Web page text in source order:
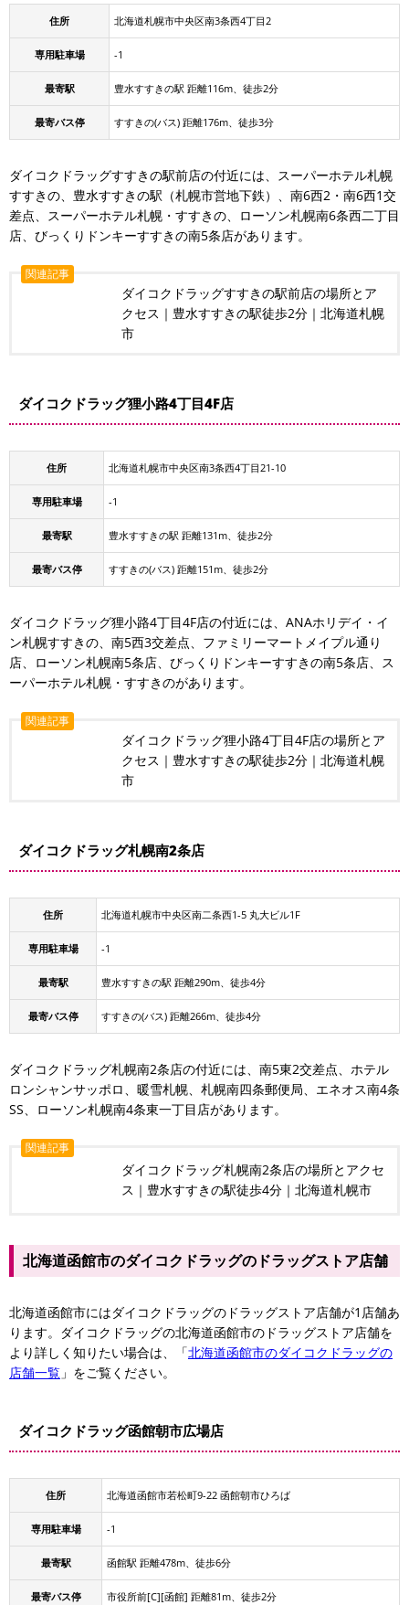
住所 北海道札幌市中央区南3条西4丁目2
専用駐車場 -1
最寄駅 豊水すすきの駅 距離116m、徒歩2分
最寄バス停 すすきの(バス) 距離176m、徒歩3分
ダイコクドラッグすすきの駅前店の付近には、スーパーホテル札幌
すすきの、豊水すすきの駅（札幌市営地下鉄）、南6西2・南6西1交
差点、スーパーホテル札幌・すすきの、ローソン札幌南6条西二丁目
店、びっくりドンキーすすきの南5条店があります。
関連記事
ダイコクドラッグすすきの駅前店の場所とア
クセス｜豊水すすきの駅徒歩2分｜北海道札幌
市
ダイコクドラッグ狸小路4丁目4F店
住所 北海道札幌市中央区南3条西4丁目21-10
専用駐車場 -1
最寄駅 豊水すすきの駅 距離131m、徒歩2分
最寄バス停 すすきの(バス) 距離151m、徒歩2分
ダイコクドラッグ狸小路4丁目4F店の付近には、ANAホリデイ・イ
ン札幌すすきの、南5西3交差点、ファミリーマートメイプル通り
店、ローソン札幌南5条店、びっくりドンキーすすきの南5条店、ス
ーパーホテル札幌・すすきのがあります。
関連記事
ダイコクドラッグ狸小路4丁目4F店の場所とア
クセス｜豊水すすきの駅徒歩2分｜北海道札幌
市
ダイコクドラッグ札幌南2条店
住所 北海道札幌市中央区南二条西1-5 丸大ビル1F
専用駐車場 -1
最寄駅 豊水すすきの駅 距離290m、徒歩4分
最寄バス停 すすきの(バス) 距離266m、徒歩4分
ダイコクドラッグ札幌南2条店の付近には、南5東2交差点、ホテル
ロンシャンサッポロ、暖雪札幌、札幌南四条郵便局、エネオス南4条
SS、ローソン札幌南4条東一丁目店があります。
関連記事
ダイコクドラッグ札幌南2条店の場所とアクセ
ス｜豊水すすきの駅徒歩4分｜北海道札幌市
北海道函館市のダイコクドラッグのドラッグストア店舗
北海道函館市にはダイコクドラッグのドラッグストア店舗が1店舗あ
ります。ダイコクドラッグの北海道函館市のドラッグストア店舗を
より詳しく知りたい場合は、「北海道函館市のダイコクドラッグの
店舗一覧 」をご覧ください。
ダイコクドラッグ函館朝市広場店
住所 北海道函館市若松町9-22 函館朝市ひろば
専用駐車場 -1
最寄駅 函館駅 距離478m、徒歩6分
最寄バス停 市役所前[C][函館] 距離81m、徒歩2分